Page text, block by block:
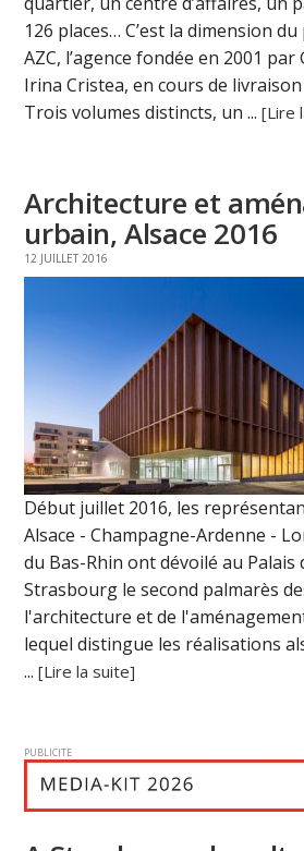
126 places… C’est la dimension
AZC, l’agence fondée en 2001
Irina Cristea, en cours de
Trois volumes distincts, un ...[Lire
Architecture et
urbain, Alsace 2016
12 JUILLET 2016
Début juillet 2016, les
Alsace - Champagne-Ardenne -
du Bas-Rhin ont dévoilé au Palais
Strasbourg le second palmarès
l'architecture et de
lequel distingue les réalisations
...[Lire la suite]
PUBLICITE